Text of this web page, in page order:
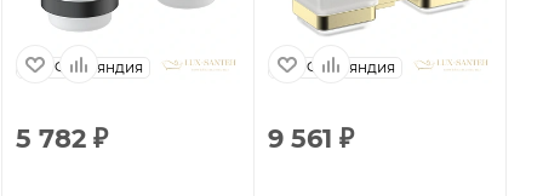
Финляндия
5 782 ₽
Финляндия
9 561 ₽